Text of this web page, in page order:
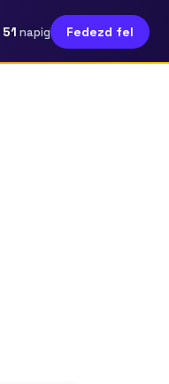
51 napig Fedezd fel